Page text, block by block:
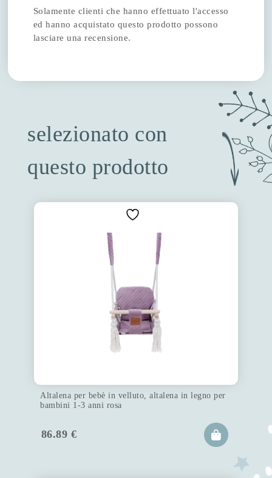
Solamente clienti che hanno effettuato l'accesso
ed hanno acquistato questo prodotto possono
lasciare una recensione.
selezionato con
questo prodotto
Altalena per bebè in velluto, altalena in legno per
bambini 1-3 anni rosa
86.89 €